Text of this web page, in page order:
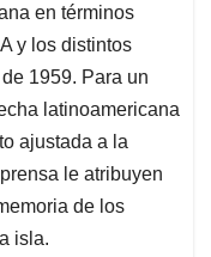
en términos
y los distintos
1959. Para un
latinoamericana
ajustada a la
le atribuyen
de los
isla.